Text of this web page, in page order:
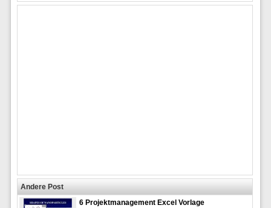
Andere Post
6 Projektmanagement Excel Vorlage